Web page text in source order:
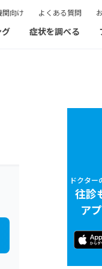
関向け よくある質問
症状を調べる
ドクター
往診
ア